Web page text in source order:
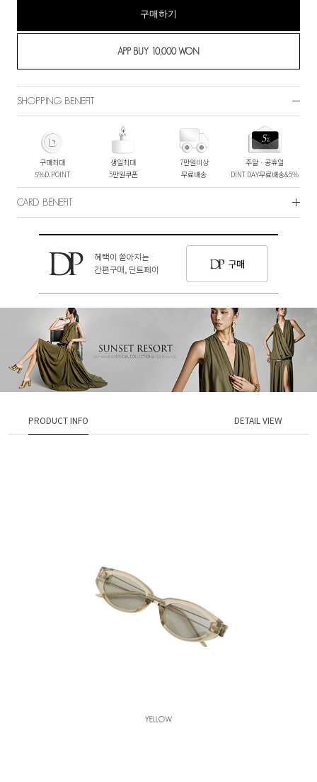
구매하기
SHOPPING BENEFIT
구매최대
5%D.POINT
생일최대
5만원쿠폰
7만원이상
무료배송
주말ㆍ공휴일
DINT DAY무료배송&5%
CARD BENEFIT
PRODUCT INFO DETAIL VIEW